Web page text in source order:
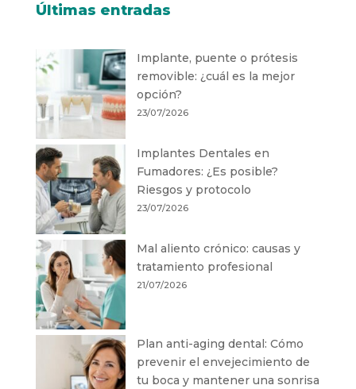
Últimas entradas
Implante, puente o prótesis
removible: ¿cuál es la mejor
opción?
23/07/2026
Implantes Dentales en
Fumadores: ¿Es posible?
Riesgos y protocolo
23/07/2026
Mal aliento crónico: causas y
tratamiento profesional
21/07/2026
Plan anti-aging dental: Cómo
prevenir el envejecimiento de
tu boca y mantener una sonrisa